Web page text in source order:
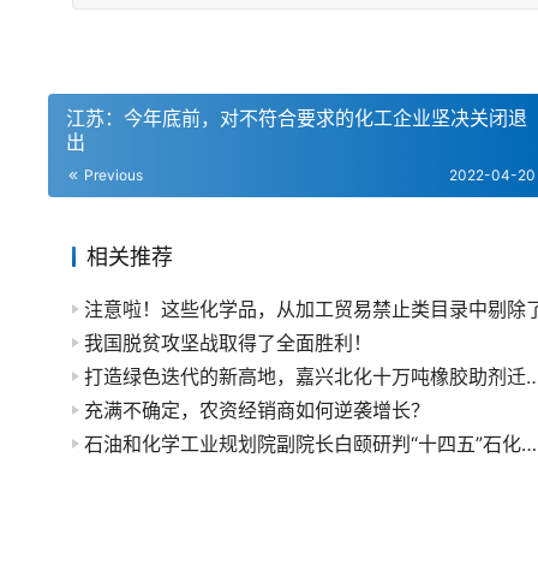
江苏：今年底前，对不符合要求的化工企业坚决关闭退
出
Previous 2022-04-20
相关推荐
注意啦！这些化学品，从加工贸易禁止类目录中剔除
我国脱贫攻坚战取得了全面胜利！
打造绿色迭代的新高地，嘉兴北
充满不确定，农资经销商如何逆袭增长？
石油和化学工业规划院副院长白颐研判“十四五”石化发展趋势